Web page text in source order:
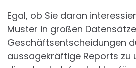
Egal, ob Sie daran
Muster in großen
Geschäftsentscheidungen
aussagekräftige Reports zu